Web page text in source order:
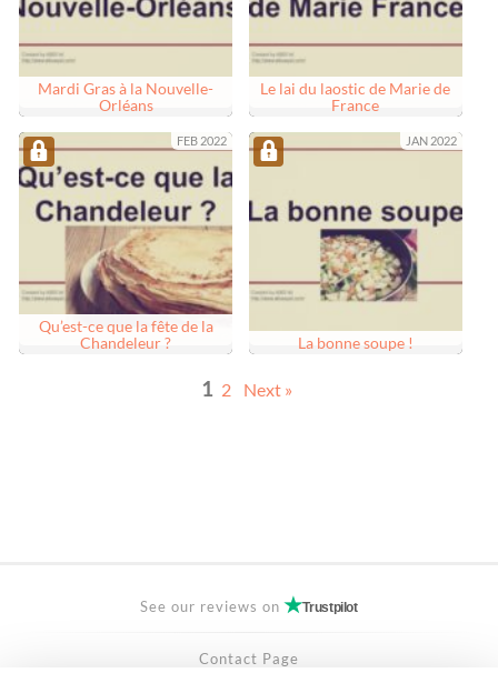
Mardi Gras à la Nouvelle-
Orléans
Le lai du laostic de Marie de
France
FEB 2022
Qu’est-ce que la fête de la
Chandeleur ?
JAN 2022
La bonne soupe !
1 2 Next »
See our reviews on Trustpilot
Contact Page